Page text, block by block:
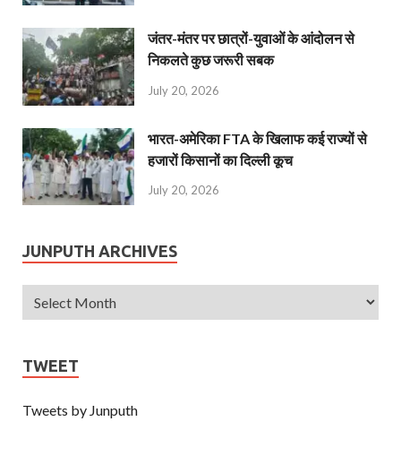
जंतर-मंतर पर छात्रों-युवाओं के आंदोलन से
निकलते कुछ जरूरी सबक
July 20, 2026
भारत-अमेरिका FTA के खिलाफ कई राज्यों से
हजारों किसानों का दिल्ली कूच
July 20, 2026
JUNPUTH ARCHIVES
TWEET
Tweets by Junputh